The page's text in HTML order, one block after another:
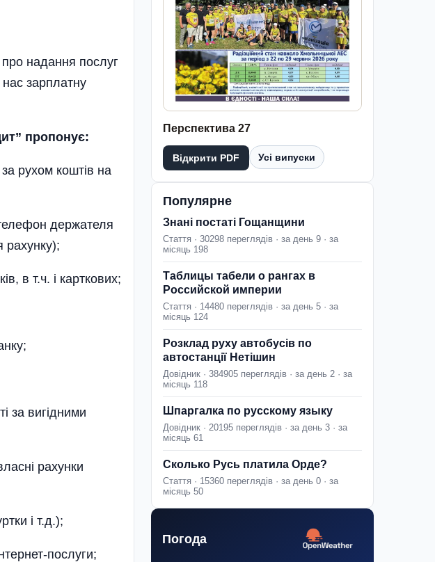
надання послуг
нас зарплатну
пропонує:
рухом коштів на
держателя
рахунку);
в т.ч. і карткових;
за вигідними
рахунки
і т.д.);
послуги;
Перспектива 27
Відкрити PDF Усі випуски
Популярне
Знані постаті Гощанщини
Стаття · 30298 переглядів · за день 9 · за
місяць 198
Таблицы табели о рангах в
Российской империи
Стаття · 14480 переглядів · за день 5 · за
місяць 124
Розклад руху автобусів по
автостанції Нетішин
Довідник · 384905 переглядів · за день 2 · за
місяць 118
Шпаргалка по русскому языку
Довідник · 20195 переглядів · за день 3 · за
місяць 61
Сколько Русь платила Орде?
Стаття · 15360 переглядів · за день 0 · за
місяць 50
Погода